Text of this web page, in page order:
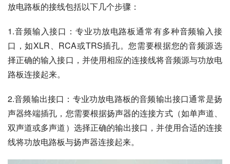
放电路板的接线包括以下几个步骤：
1.音频输入接口：专业功放电路板通常有多种音频输入接
口，如XLR、RCA或TRS插孔。您需要根据您的音频源选
择正确的输入接口，并使用相应的连接线将音频源与功放电
路板连接起来。
2.音频输出接口：专业功放电路板的音频输出接口通常是扬
声器终端插孔，您需要根据扬声器的连接方式（如单声道、
双声道或多声道）选择正确的输出接口，并使用合适的连接
线将功放电路板与扬声器连接起来。